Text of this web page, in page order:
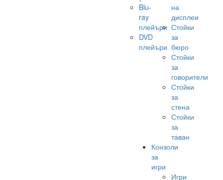
Blu-
ray
плейъри
DVD
плейъри
на
дисплеи
Стойки
за
бюро
Стойки
за
говорители
Стойки
за
стена
Стойки
за
таван
Конзоли
за
игри
Игри